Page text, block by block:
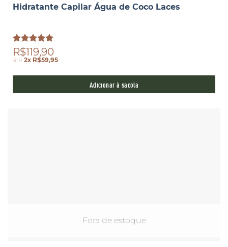
Hidratante Capilar Água de Coco Laces
Avaliação
5.00de 5
R$119,90
até2x R$59,95
Adicionar à sacola
Fora de estoque